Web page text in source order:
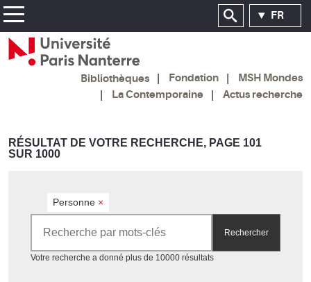
FR
Bibliothèques Fondation
MSH Mondes
La Contemporaine
Actus recherche
RÉSULTAT DE VOTRE RECHERCHE, PAGE 101
SUR 1000
Personne ×
Rechercher
Votre recherche a donné plus de 10000 résultatsAccéder aux résultats